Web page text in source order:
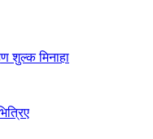
शुल्क मिनाहा